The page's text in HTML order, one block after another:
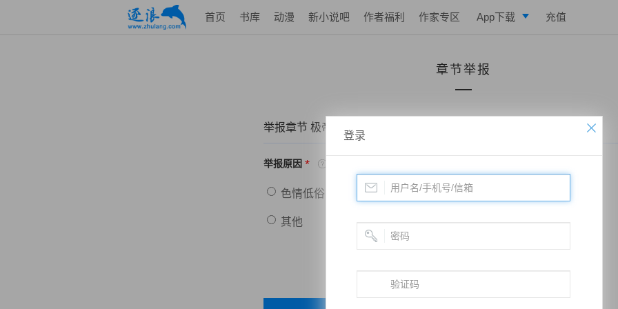
首页 书库 动漫 新小说吧 作者福利 作家专区 App下载
写作助手
充值
章节举报
举报章节 极帝战尊——第七百三十三章、兄弟相残，凤羽的恐怖
举报原因 *
色情低俗 政治敏感 暴力低俗
其他
登录